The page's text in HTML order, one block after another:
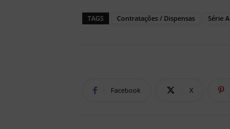
TAGS Contratações / Dispensas Série A
Facebook X